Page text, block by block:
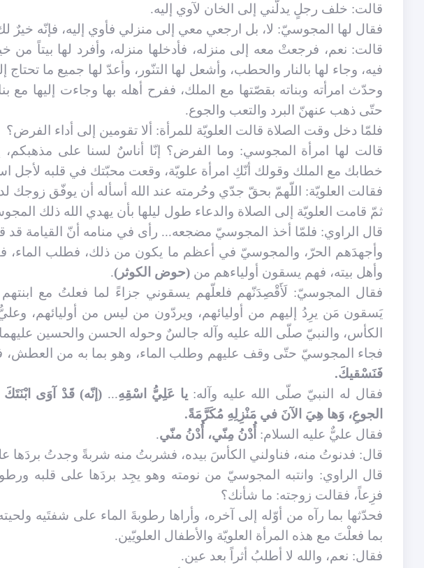
قالت: خلف رجلٍ يدلّني إلى الخان لآوي إليه.
فقال لها المجوسيّ: لا، بل ارجعي معي إلى منزلي فأوي إليه، فإنّه خيرٌ
قالت: نعم، فرجعتْ معه إلى منزله، فأدخلها منزله، وأفرد لها بيتاً من
فيه، وجاء لها بالنار والحطب، وأشعل لها التنّور، وأعدّ لها جميع ما
وحدّث امرأته وبناته بقصّتها مع الملك، ففرح أهله بها وجاءت إليها مع
حتّى ذهب عنهنّ البرد والتعب والجوع.
فلمّا دخل وقت الصلاة قالت العلويّة للمرأة: ألا تقومين إلى أداء الفرض؟
قالت لها امرأة المجوسي: وما الفرض؟ إنّا أناسٌ لسنا على
خطابك مع الملك وقولك أنّكِ امرأة علويّة، وقعت محبّتك في قلبه لأجل
فقالت العلويّة: اللّهمّ بحقّ جدّي وحُرمته عند الله أسأله أن يوفّق زوجك
ثمّ قامت العلويّة إلى الصلاة والدعاء طول ليلها بأن يهدي الله ذلك
قال الراوي: فلمّا أخذ المجوسيّ مضجعه... رأى في منامه أنّ القيامة
وأجهدَهم الحرّ، والمجوسيّ في أعظم ما يكون من ذلك، فطلب الماء،
وأهل بيته، فهم يسقون أولياءهم من (حوض الكوثر).
فقال المجوسيّ: لَأَقْصِدَنّهم فلعلّهم يسقوني جزاءً لما فعلتُ مع
يَسقون مَن يرِدُ إليهم من أوليائهم، ويردّون من ليس من أوليائهم،
الكأس، والنبيّ صلّى الله عليه وآله جالسٌ وحوله الحسن والحسين
فجاء المجوسي حتّى وقف عليهم وطلب الماء، وهو بما به من العطش،
فَنَسْقيكَ.
فقال له النبيّ صلّى الله عليه وآله:يا عَلِيُّ اسْقِهِ... (إنّه) قَدْ آوَى
الجوعِ، وَها هِيَ الآنَ في مَنْزِلِهِ مُكَرَّمَةً.
فقال عليٌّ عليه السلام: أُدْنُ مِنّي، أُدْنُ منّي.
قال: فدنوتُ منه، فناولني الكأسَ بيده، فشربتُ منه شربةً وجدتُ بردَها
قال الراوي: وانتبه المجوسيّ من نومته وهو يجِد بردَها على قلبه
فزِعاً، فقالت زوجته: ما شأنك؟
فحدّثها بما رآه من أوّله إلى آخره، وأراها رطوبةَ الماء على شفتَيه
بما فعلْتَ مع هذه المرأة العلويّة والأطفال العلويّين.
فقال: نعم، والله لا أطلبُ أثراً بعد عين.